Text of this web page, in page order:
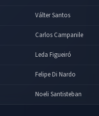
Válter Santos
Carlos Campanile
Leda Figueiró
Felipe Di Nardo
Noeli Santisteban